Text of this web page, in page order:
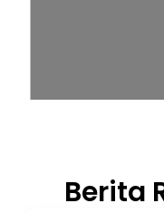
Berita